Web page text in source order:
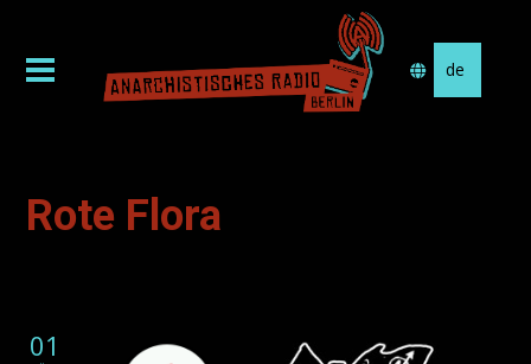
auswählen
Rote Flora
01